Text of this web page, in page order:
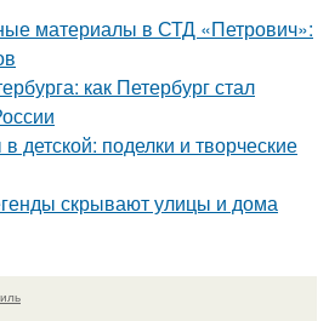
материалы в СТД «Петрович»:
как Петербург стал
детской: поделки и творческие
скрывают улицы и дома